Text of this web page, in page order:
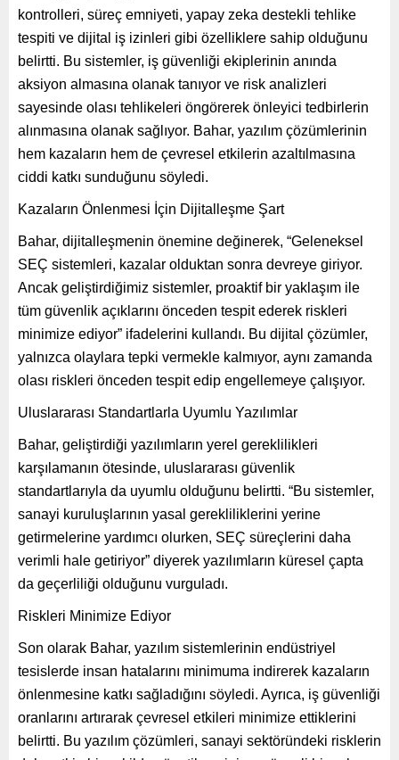
kontrolleri, süreç emniyeti, yapay zeka destekli tehlike
tespiti ve dijital iş izinleri gibi özelliklere sahip olduğunu
belirtti. Bu sistemler, iş güvenliği ekiplerinin anında
aksiyon almasına olanak tanıyor ve risk analizleri
sayesinde olası tehlikeleri öngörerek önleyici tedbirlerin
alınmasına olanak sağlıyor. Bahar, yazılım çözümlerinin
hem kazaların hem de çevresel etkilerin azaltılmasına
ciddi katkı sunduğunu söyledi.
Kazaların Önlenmesi İçin Dijitalleşme Şart
Bahar, dijitalleşmenin önemine değinerek, “Geleneksel
SEÇ sistemleri, kazalar olduktan sonra devreye giriyor.
Ancak geliştirdiğimiz sistemler, proaktif bir yaklaşım ile
tüm güvenlik açıklarını önceden tespit ederek riskleri
minimize ediyor” ifadelerini kullandı. Bu dijital çözümler,
yalnızca olaylara tepki vermekle kalmıyor, aynı zamanda
olası riskleri önceden tespit edip engellemeye çalışıyor.
Uluslararası Standartlarla Uyumlu Yazılımlar
Bahar, geliştirdiği yazılımların yerel gereklilikleri
karşılamanın ötesinde, uluslararası güvenlik
standartlarıyla da uyumlu olduğunu belirtti. “Bu sistemler,
sanayi kuruluşlarının yasal gerekliliklerini yerine
getirmelerine yardımcı olurken, SEÇ süreçlerini daha
verimli hale getiriyor” diyerek yazılımların küresel çapta
da geçerliliği olduğunu vurguladı.
Riskleri Minimize Ediyor
Son olarak Bahar, yazılım sistemlerinin endüstriyel
tesislerde insan hatalarını minimuma indirerek kazaların
önlenmesine katkı sağladığını söyledi. Ayrıca, iş güvenliği
oranlarını artırarak çevresel etkileri minimize ettiklerini
belirtti. Bu yazılım çözümleri, sanayi sektöründeki risklerin